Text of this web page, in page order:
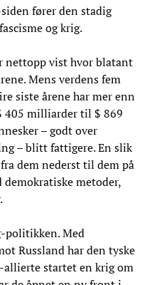
fører den stadig
og krig.
nettopp vist hvor blatant
Mens verdens fem
siste årene har mer enn
405 milliarder til $ 869
– godt over
– blitt fattigere. En slik
dem nederst til dem på
demokratiske metoder,
politikken. Med
Russland har den tyske
allierte startet en krig om